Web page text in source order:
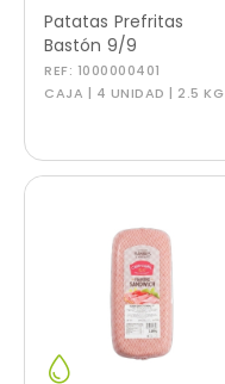
Patatas Prefritas
Bastón 9/9
REF: 1000000401
CAJA | 4 UNIDAD | 2.5 KG